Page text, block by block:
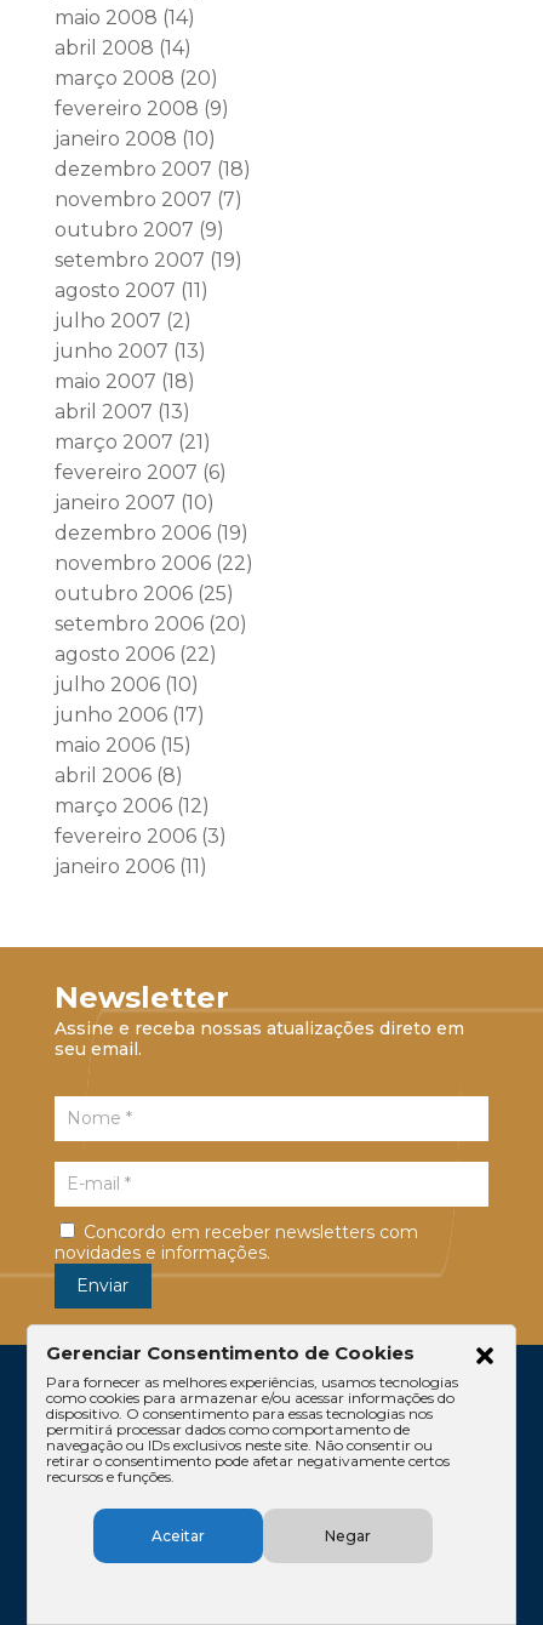
maio 2008 (14)
abril 2008 (14)
março 2008 (20)
fevereiro 2008 (9)
janeiro 2008 (10)
dezembro 2007 (18)
novembro 2007 (7)
outubro 2007 (9)
setembro 2007 (19)
agosto 2007 (11)
julho 2007 (2)
junho 2007 (13)
maio 2007 (18)
abril 2007 (13)
março 2007 (21)
fevereiro 2007 (6)
janeiro 2007 (10)
dezembro 2006(19)
novembro 2006(22)
outubro 2006(25)
setembro 2006(20)
agosto 2006(22)
julho 2006(10)
junho 2006(17)
maio 2006(15)
abril 2006(8)
março 2006(12)
fevereiro 2006(3)
janeiro 2006(11)
Newsletter
Assine e receba nossas atualizações direto em
seu email.
Concordo em receber newsletters com
novidades e informações.
Escritório
Equipe
Conteúdos
Contato
Código de Ética
Gerenciar Consentimento de Cookies
Para fornecer as melhores experiências, usamos tecnologias
como cookies para armazenar e/ou acessar informações do
dispositivo. O consentimento para essas tecnologias nos
permitirá processar dados como comportamento de
navegação ou IDs exclusivos neste site. Não consentir ou
retirar o consentimento pode afetar negativamente certos
recursos e funções.
Aceitar Negar